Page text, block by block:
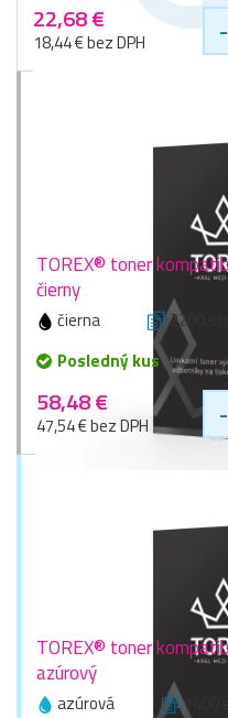
22,68 €
18,44 € bez DPH -
TOREX® toner
čierny
čierna 2200
Posledný kus
58,48 €
47,54 € bez DPH -
TOREX® toner
azúrový
azúrová 1400